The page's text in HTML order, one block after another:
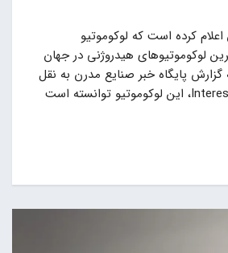
کرده است که لوکوموتیو
لوکوموتیوهای هیدروژنی در جهان
پایگاه خبر صنایع مدرن به نقل
از Interesting Engineering، این لوکوموتیو توانسته است